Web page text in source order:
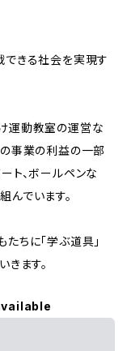
できる社会を実現す
運動教室の運営な
の事業の利益の一部
ト、ボールペンな
んでいます。
ちに「学ぶ道具」
きます。